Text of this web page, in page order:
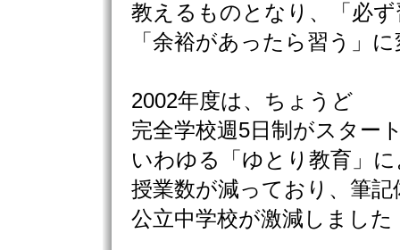
教えるものとなり、「必
「余裕があったら習う」
2002年度は、ちょうど
完全学校週5日制がスター
いわゆる「ゆとり教育」
授業数が減っており、筆記
公立中学校が激減しました